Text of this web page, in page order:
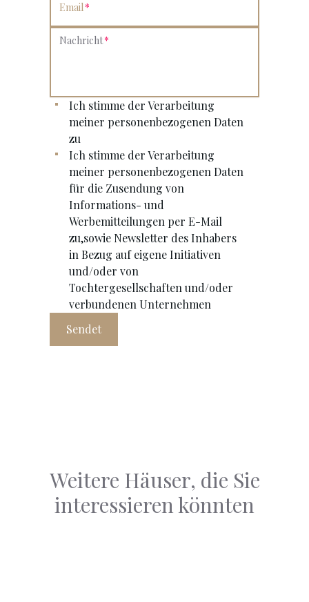
Email
Nachricht
Ich stimme der Verarbeitung
meiner personenbezogenen Daten
zu
Ich stimme der Verarbeitung
meiner personenbezogenen Daten
für die Zusendung von
Informations- und
Werbemitteilungen per E-Mail
zu,sowie Newsletter des Inhabers
in Bezug auf eigene Initiativen
und/oder von
Tochtergesellschaften und/oder
verbundenen Unternehmen
Sendet
Weitere Häuser, die Sie
interessieren könnten